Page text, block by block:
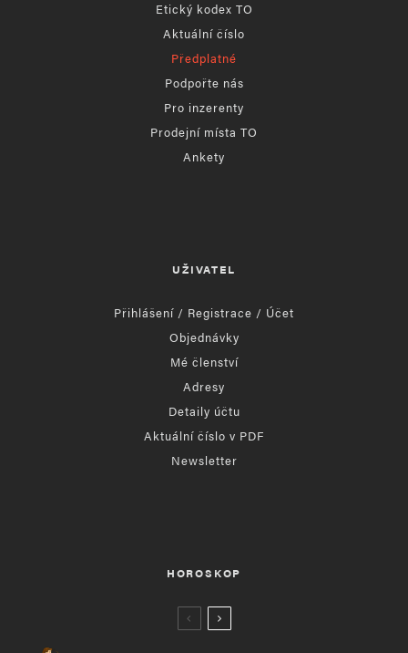
Etický kodex TO
Aktuální číslo
Předplatné
Podpořte nás
Pro inzerenty
Prodejní místa TO
Ankety
UŽIVATEL
Přihlášení / Registrace / Účet
Objednávky
Mé členství
Adresy
Detaily účtu
Aktuální číslo v PDF
Newsletter
HOROSKOP